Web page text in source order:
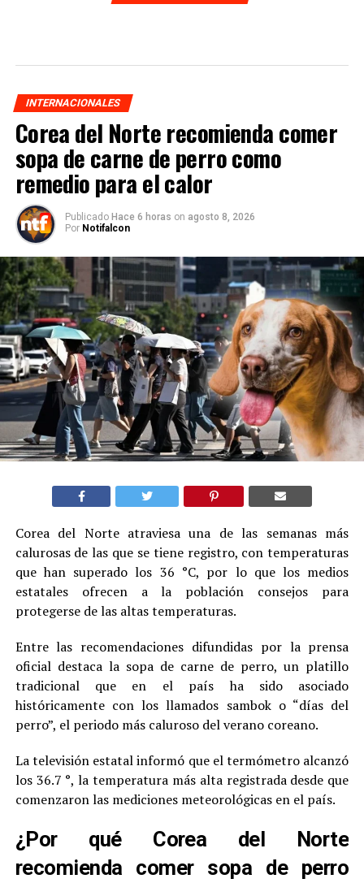
INTERNACIONALES
Corea del Norte recomienda comer
sopa de carne de perro como
remedio para el calor
Publicado Hace 6 horas on agosto 8, 2026
Por Notifalcon
Corea del Norte atraviesa una de las semanas más
calurosas de las que se tiene registro, con temperaturas
que han superado los 36 °C, por lo que los medios
estatales ofrecen a la población consejos para
protegerse de las altas temperaturas.
Entre las recomendaciones difundidas por la prensa
oficial destaca la sopa de carne de perro, un platillo
tradicional que en el país ha sido asociado
históricamente con los llamados sambok o “días del
perro”, el periodo más caluroso del verano coreano.
La televisión estatal informó que el termómetro alcanzó
los 36.7 °, la temperatura más alta registrada desde que
comenzaron las mediciones meteorológicas en el país.
¿Por qué Corea del Norte
recomienda comer sopa de perro